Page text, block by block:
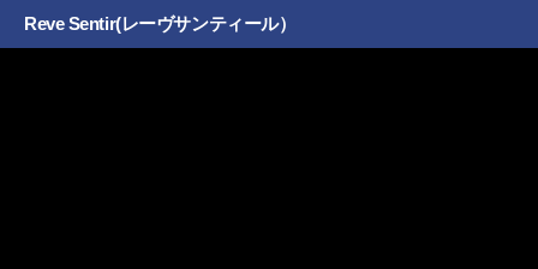
Reve Sentir(レーヴサンティール）